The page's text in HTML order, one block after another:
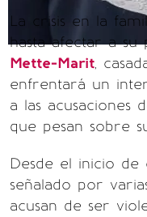
La crisis en la
hasta afectar a su
Mette-Marit,
enfrentará un
a las acusaciones
que pesan sobre
Desde el inicio de
señalado por
acusan de ser